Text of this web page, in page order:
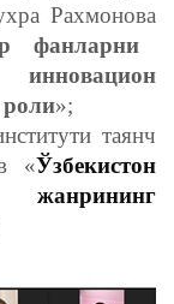
Рахмонова
фанларни
роли»;
таянч
«Ўзбекистон
жанрининг